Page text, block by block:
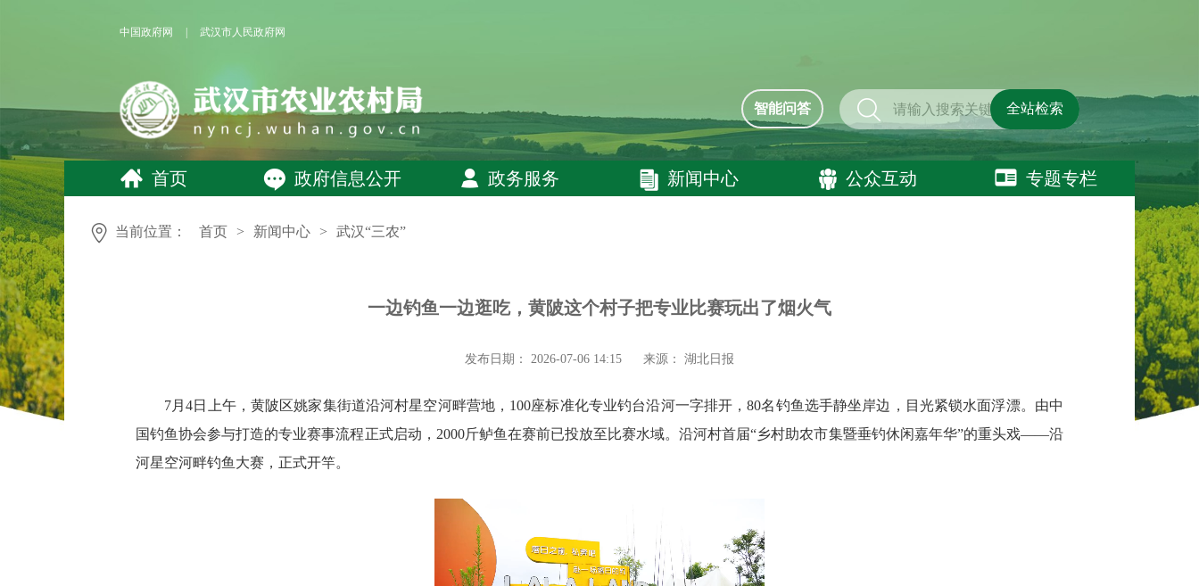
中国政府网 武汉市人民政府网
智能问答 全站检索
首页 政府信息公开 政务服务 新闻中心 公众互动 专题专栏
当前位置： 首页 > 新闻中心 > 武汉“三农”
一边钓鱼一边逛吃，黄陂这个村子把专业比赛玩出了烟火气
发布日期： 2026-07-06 14:15 来源： 湖北日报
7月4日上午，黄陂区姚家集街道沿河村星空河畔营地，100座标准化专业钓台沿河一字排开，80名钓鱼选手静坐岸边，目光紧锁水面浮漂。由中
国钓鱼协会参与打造的专业赛事流程正式启动，2000斤鲈鱼在赛前已投放至比赛水域。沿河村首届“乡村助农市集暨垂钓休闲嘉年华”的重头戏——沿
河星空河畔钓鱼大赛，正式开竿。